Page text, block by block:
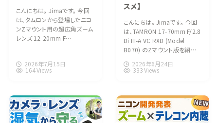
こんにちは。 Jimaです。 今回
は、タムロンから登場したニコ
ンZマウント用の超広角ズーム
レンズ 12-20mm F…
2026年7月15日
164 Views
スメ】
こんにちは。 Jimaです。 今回
は、TAMRON 17-70mm F/2.8
Di III-A VC RXD (Model
B070) のZマウント版を紹…
2026年6月24日
333 Views